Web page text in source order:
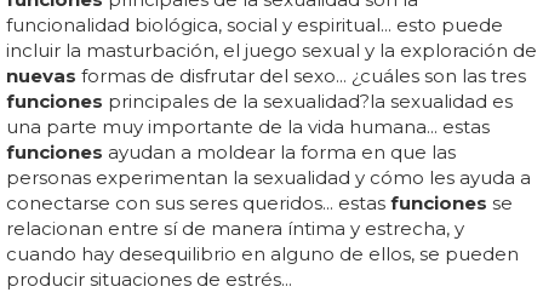
funcionalidad biológica, social y espiritual... esto puede
incluir la masturbación, el juego sexual y la exploración de
nuevas formas de disfrutar del sexo... ¿cuáles son las tres
funciones principales de la sexualidad?la sexualidad es
una parte muy importante de la vida humana... estas
funciones ayudan a moldear la forma en que las
personas experimentan la sexualidad y cómo les ayuda a
conectarse con sus seres queridos... estas funciones se
relacionan entre sí de manera íntima y estrecha, y
cuando hay desequilibrio en alguno de ellos, se pueden
producir situaciones de estrés...